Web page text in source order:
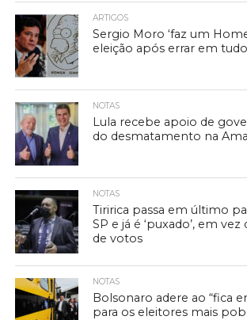
ARTIGOS
Sergio Moro ‘faz um
eleição após errar em tudo
NOTAS
Lula recebe apoio de
do desmatamento na
NOTAS
Tiririca passa em último
SP e já é ‘puxado’, em
de votos
NOTAS
Bolsonaro adere ao “fica
para os eleitores mais